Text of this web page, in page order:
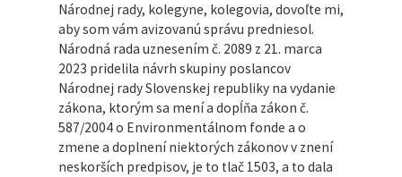
Národnej rady, kolegyne, kolegovia, dovoľte mi,
aby som vám avizovanú správu predniesol.
Národná rada uznesením č. 2089 z 21. marca
2023 pridelila návrh skupiny poslancov
Národnej rady Slovenskej republiky na vydanie
zákona, ktorým sa mení a dopĺňa zákon č.
587/2004 o Environmentálnom fonde a o
zmene a doplnení niektorých zákonov v znení
neskorších predpisov, je to tlač 1503, a to dala